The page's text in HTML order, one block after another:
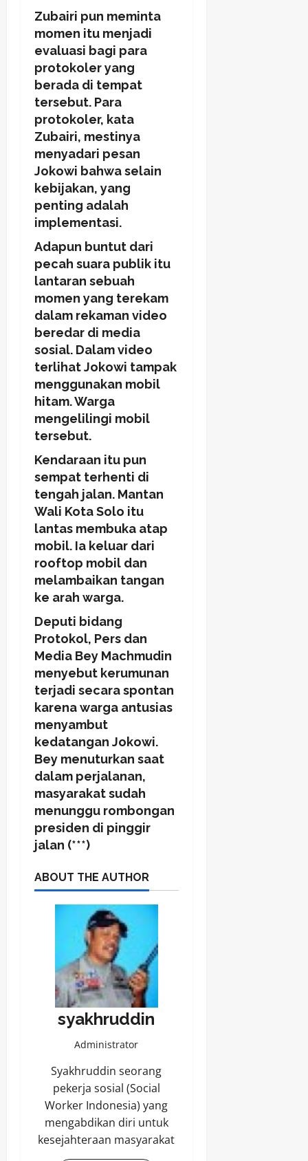
Zubairi pun meminta
momen itu menjadi
evaluasi bagi para
protokoler yang
berada di tempat
tersebut. Para
protokoler, kata
Zubairi, mestinya
menyadari pesan
Jokowi bahwa selain
kebijakan, yang
penting adalah
implementasi.
Adapun buntut dari
pecah suara publik itu
lantaran sebuah
momen yang terekam
dalam rekaman video
beredar di media
sosial. Dalam video
terlihat Jokowi tampak
menggunakan mobil
hitam. Warga
mengelilingi mobil
tersebut.
Kendaraan itu pun
sempat terhenti di
tengah jalan. Mantan
Wali Kota Solo itu
lantas membuka atap
mobil. Ia keluar dari
rooftop mobil dan
melambaikan tangan
ke arah warga.
Deputi bidang
Protokol, Pers dan
Media Bey Machmudin
menyebut kerumunan
terjadi secara spontan
karena warga antusias
menyambut
kedatangan Jokowi.
Bey menuturkan saat
dalam perjalanan,
masyarakat sudah
menunggu rombongan
presiden di pinggir
jalan (***)
ABOUT THE AUTHOR
syakhruddin
Administrator
Syakhruddin seorang
pekerja sosial (Social
Worker Indonesia) yang
mengabdikan diri untuk
kesejahteraan masyarakat